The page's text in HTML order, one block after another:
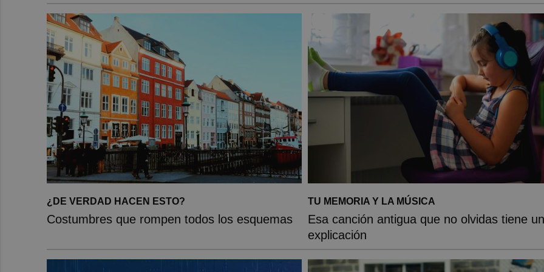
¿DE VERDAD HACEN ESTO?
Costumbres que rompen todos los esquemas
TU MEMORIA Y LA MÚSICA
Esa canción antigua que no olvidas tiene
explicación